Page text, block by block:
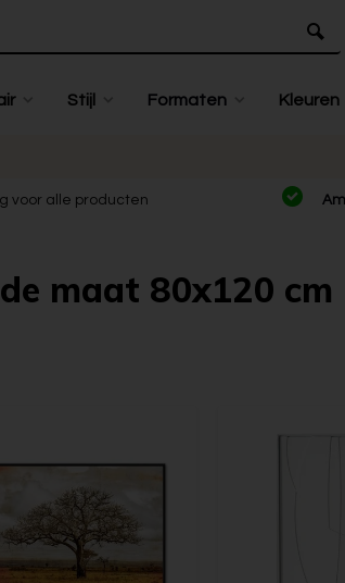
Stijl Formaten Kleuren
voor alle producten
maat 80x120 cm